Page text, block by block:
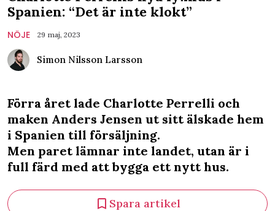
Spanien: “Det är inte klokt”
NÖJE 29 maj, 2023
Simon Nilsson Larsson
Förra året lade Charlotte Perrelli och
maken Anders Jensen ut sitt älskade hem
i Spanien till försäljning.
Men paret lämnar inte landet, utan är i
full färd med att bygga ett nytt hus.
Spara artikel